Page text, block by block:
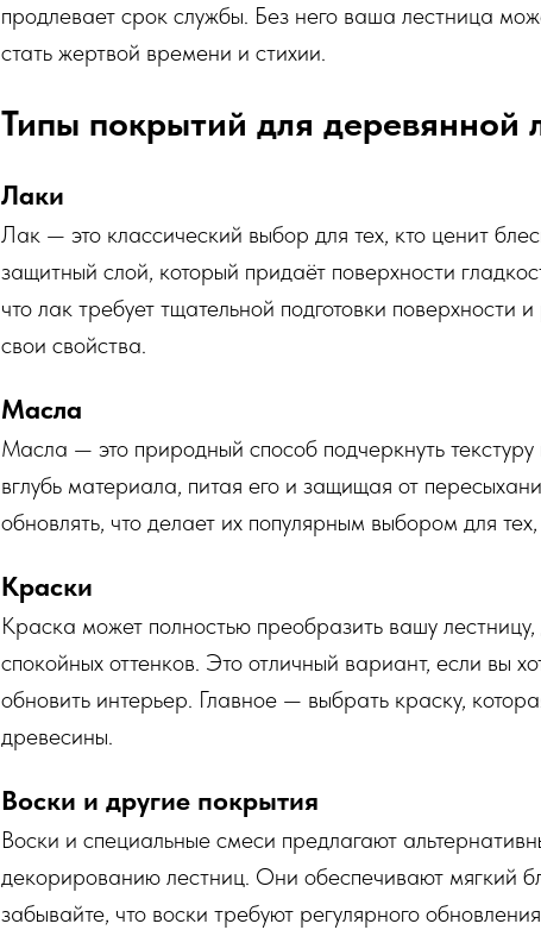
продлевает срок службы. Без него ваша лестница
стать жертвой времени и стихии.
Типы покрытий для деревянной
Лаки
Лак — это классический выбор для тех, кто ценит
защитный слой, который придаёт поверхности
что лак требует тщательной подготовки поверхности
свои свойства.
Масла
Масла — это природный способ подчеркнуть
вглубь материала, питая его и защищая от
обновлять, что делает их популярным выбором для
Краски
Краска может полностью преобразить вашу
спокойных оттенков. Это отличный вариант, если вы
обновить интерьер. Главное — выбрать краску,
древесины.
Воски и другие покрытия
Воски и специальные смеси предлагают
декорированию лестниц. Они обеспечивают мягкий
забывайте, что воски требуют регулярного